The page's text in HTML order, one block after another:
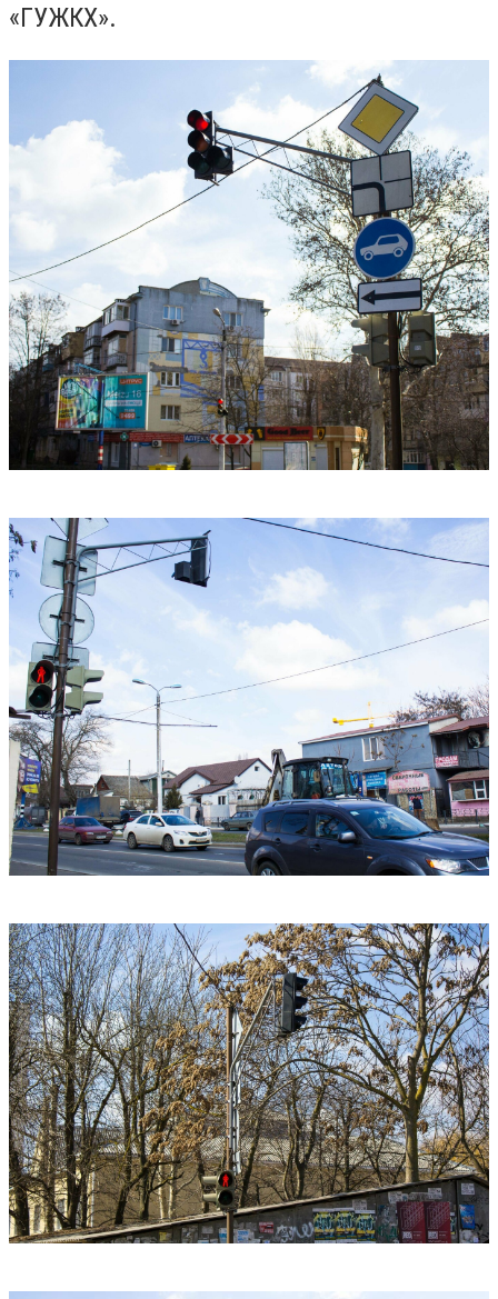
«ГУЖКХ».